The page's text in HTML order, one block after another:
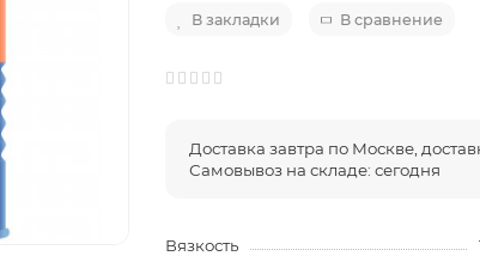
В закладки В сравнение
Доставка завтра по Москве,
Самовывоз на складе: сегодня
Вязкость